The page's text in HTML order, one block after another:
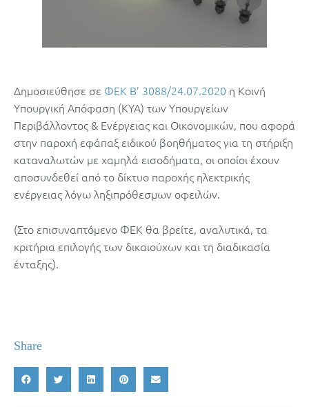
Δημοσιεύθησε σε ΦΕΚ B’ 3088/24.07.2020 η Κοινή
Υπουργική Απόφαση (ΚΥΑ) των Υπουργείων
Περιβάλλοντος & Ενέργειας και Οικονομικών, που αφορά
στην παροχή εφάπαξ ειδικού βοηθήματος για τη στήριξη
καταναλωτών με χαμηλά εισοδήματα, οι οποίοι έχουν
αποσυνδεθεί από το δίκτυο παροχής ηλεκτρικής
ενέργειας λόγω ληξιπρόθεσμων οφειλών.
(Στο επισυναπτόμενο ΦΕΚ θα βρείτε, αναλυτικά, τα
κριτήρια επιλογής των δικαιούχων και τη διαδικασία
ένταξης).
Share